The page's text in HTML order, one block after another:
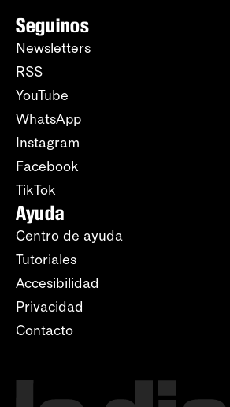
Seguinos
Newsletters
RSS
YouTube
WhatsApp
Instagram
Facebook
TikTok
Ayuda
Centro de ayuda
Tutoriales
Accesibilidad
Privacidad
Contacto